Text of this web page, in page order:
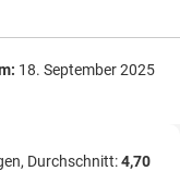
18. September 2025
Durchschnitt:4,70